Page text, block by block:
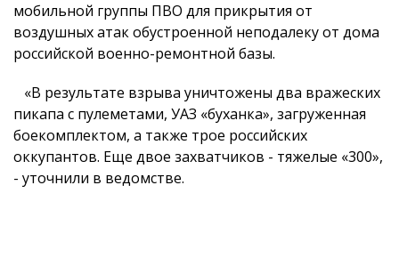
мобильной группы ПВО для прикрытия от
воздушных атак обустроенной неподалеку от дома
российской военно-ремонтной базы.
«В результате взрыва уничтожены два вражеских
пикапа с пулеметами, УАЗ «буханка», загруженная
боекомплектом, а также трое российских
оккупантов. Еще двое захватчиков - тяжелые «300»,
- уточнили в ведомстве.